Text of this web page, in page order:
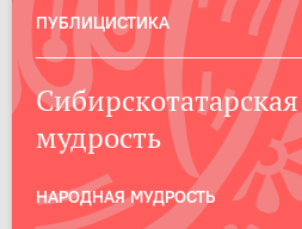
ПУБЛИЦИСТИКА
мудрость
НАРОДНАЯ МУДРОСТЬ